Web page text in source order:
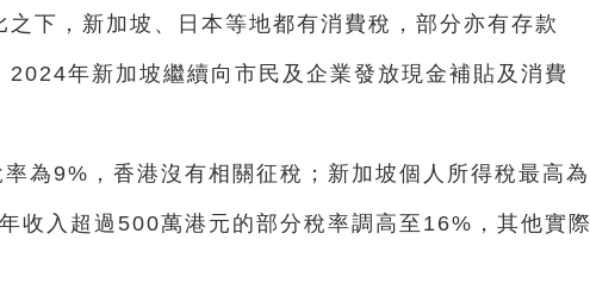
下，新加坡、日本等地都有消費稅，部分亦有存款
2024年新加坡繼續向市民及企業發放現金補貼及消費
為9%，香港沒有相關征稅；新加坡個人所得稅最高為
收入超過500萬港元的部分稅率調高至16%，其他實際